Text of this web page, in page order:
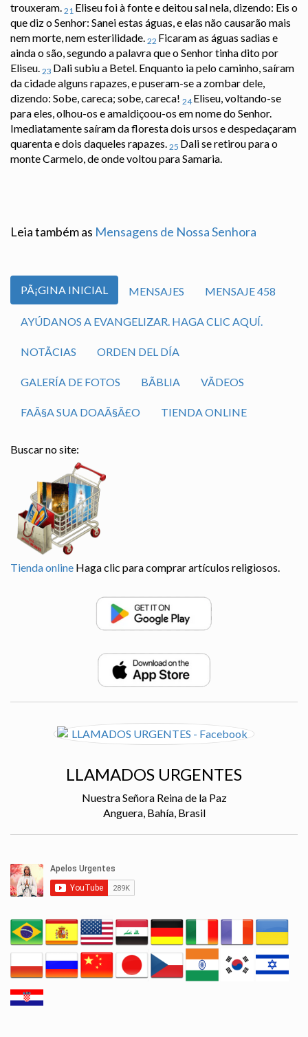
trouxeram. 21 Eliseu foi à fonte e deitou sal nela, dizendo: Eis o
que diz o Senhor: Sanei estas águas, e elas não causarão mais
nem morte, nem esterilidade. 22 Ficaram as águas sadias e
ainda o são, segundo a palavra que o Senhor tinha dito por
Eliseu. 23 Dali subiu a Betel. Enquanto ia pelo caminho, saíram
da cidade alguns rapazes, e puseram-se a zombar dele,
dizendo: Sobe, careca; sobe, careca! 24 Eliseu, voltando-se
para eles, olhou-os e amaldiçoou-os em nome do Senhor.
Imediatamente saíram da floresta dois ursos e despedaçaram
quarenta e dois daqueles rapazes. 25 Dali se retirou para o
monte Carmelo, de onde voltou para Samaria.
Leia também as Mensagens de Nossa Senhora
PÃ¡GINA INICIAL MENSAJES MENSAJE 458
AYÚDANOS A EVANGELIZAR. HAGA CLIC AQUÍ.
NOTÃ­CIAS ORDEN DEL DÍA
GALERÍA DE FOTOS BÃ­BLIA VÃ­DEOS
FAÃ§A SUA DOAÃ§Ã£O TIENDA ONLINE
Buscar no site:
Tienda online Haga clic para comprar artículos religiosos.
LLAMADOS URGENTES
Nuestra Señora Reina de la Paz
Anguera, Bahía, Brasil